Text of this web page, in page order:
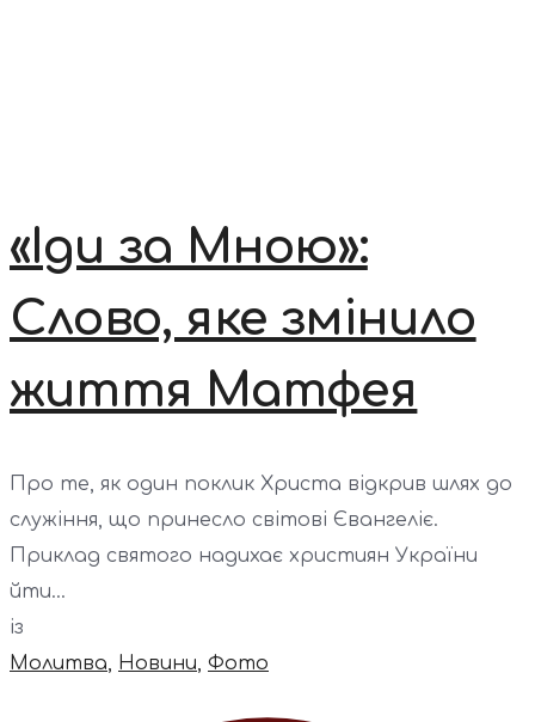
«Іди за Мною»:
Слово, яке змінило
життя Матфея
Про те, як один поклик Христа відкрив шлях до
служіння, що принесло світові Євангеліє.
Приклад святого надихає християн України
йти...
із
Молитва, Новини, Фото